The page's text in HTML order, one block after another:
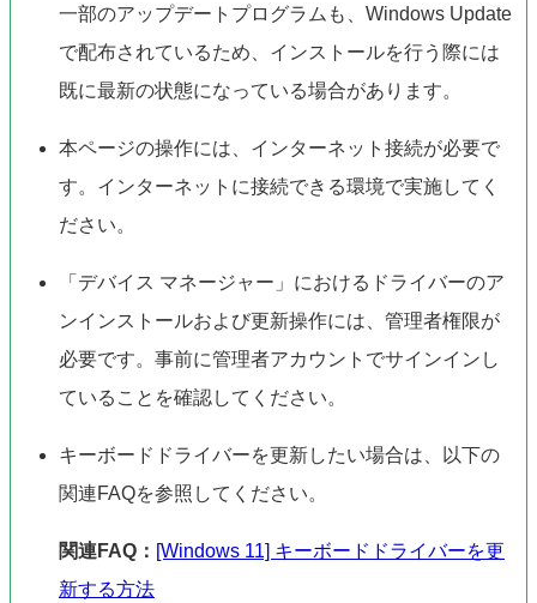
一部のアップデートプログラムも、Windows Update
で配布されているため、インストールを行う際には
既に最新の状態になっている場合があります。
本ページの操作には、インターネット接続が必要で
す。インターネットに接続できる環境で実施してく
ださい。
「デバイス マネージャー」におけるドライバーのア
ンインストールおよび更新操作には、管理者権限が
必要です。事前に管理者アカウントでサインインし
ていることを確認してください。
キーボードドライバーを更新したい場合は、以下の
関連FAQを参照してください。
関連FAQ： [Windows 11] キーボードドライバーを更
新する方法